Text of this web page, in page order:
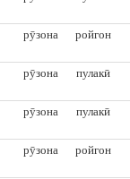
рӯзона ройгон
рӯзона пулакӣ
рӯзона пулакӣ
рӯзона ройгон